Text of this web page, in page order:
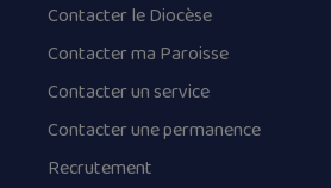
Contacter le Diocèse
Contacter ma Paroisse
Contacter un service
Contacter une permanence
Recrutement